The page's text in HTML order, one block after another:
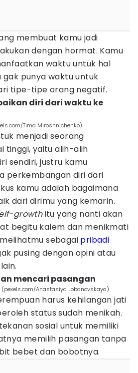
membuat kamu jadi
dengan hormat. Kamu
waktu untuk hal
punya waktu untuk
tipe-tipe orang negatif.
diri dari waktu ke
Tima Miroshnichenko)
menjadi seorang
tinggi, yaitu alih-alih
sendiri, justru kamu
perkembangan diri dari
kamu adalah bagaimana
dari dirimu yang kemarin.
growthitu yang nanti akan
begitu kalem dan menikmati
sebagai pribadi
pusing dengan opini atau
mencari pasangan
Anastasiya Lobanovskaya)
harus kehilangan jati
status sudah menikah.
sosial untuk memiliki
memilih pasangan tanpa
bebet dan bobotnya.